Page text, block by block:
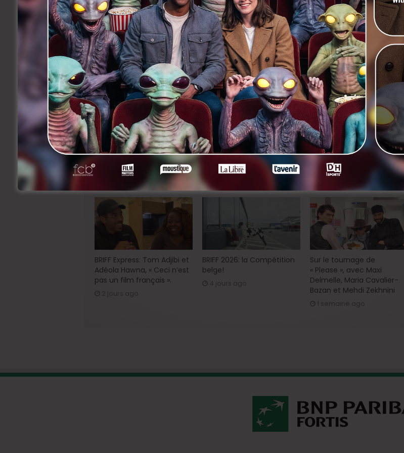
Mi 2012, naissait l’idée d’une réédition de luxe des fameuses capsules Faux Contact en DVD.
Une intégrale (enfin) financée par les fans via une plate-forme communautaire, contenant 169
aventures hilarantes dont 58 capsules jamais éditées + 1 Bêtisier décapant de 15 minutes + 15
sketches inédits de Manu Thoreau.
Ce jeudi 18 octobre au cinéma Galeries c’est l’apothéose avec une projection publique des
meilleurs sketches en présence bien sûr de Charlie Dupont qui coécrivit ces perles avec son
copain Manu.
Bel hommage, folle soirée en perspective.
Share Facebook Twitter LinkedIn
Précedent
Asterix et Obélix : au Service de
sa Majesté
En Mobile Home à Moulins
Related Articles
BRIFF Express: Tom Adjibi et
Adéola Hawna, « Ceci n’est
pas un film français ».
2 jours ago
BRIFF 2026: la Compétition
belge!
4 jours ago
Sur le tournage de
« Please », avec Maxi
Delmelle, Maria Cavalier-
Bazan et Mehdi Zekhnini
1 semaine ago